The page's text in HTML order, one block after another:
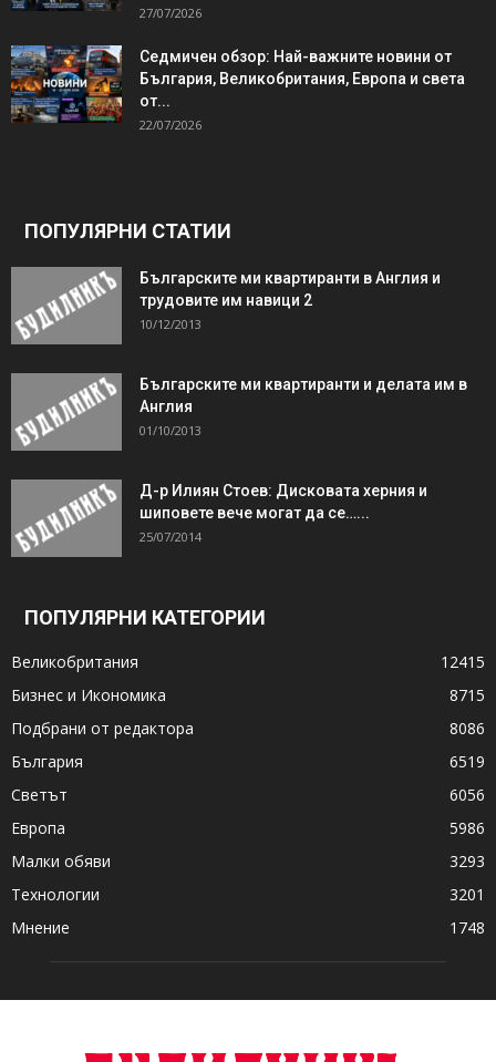
27/07/2026
Седмичен обзор: Най-важните новини от
България, Великобритания, Европа и света
от...
22/07/2026
ПОПУЛЯРНИ СТАТИИ
Българските ми квартиранти в Англия и
трудовите им навици 2
10/12/2013
Българските ми квартиранти и делата им в
Англия
01/10/2013
Д-р Илиян Стоев: Дисковата херния и
шиповете вече могат да се…...
25/07/2014
ПОПУЛЯРНИ КАТЕГОРИИ
Великобритания
12415
Бизнес и Икономика
8715
Подбрани от редактора
8086
България
6519
Светът
6056
Европа
5986
Малки обяви
3293
Технологии
3201
Мнение
1748